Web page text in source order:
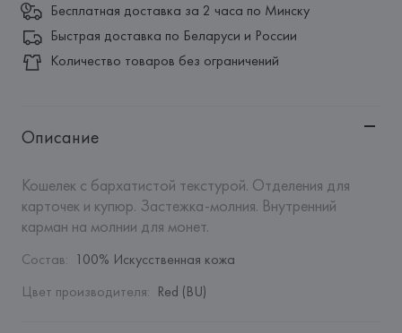
Бесплатная доставка за 2 часа по Минску
Быстрая доставка по Беларуси и России
Количество товаров без ограничений
Описание
Кошелек с бархатистой текстурой. Отделения для
карточек и купюр. Застежка-молния. Внутренний
карман на молнии для монет.
Состав: 100% Искусственная кожа
Цвет производителя: Red (BU)